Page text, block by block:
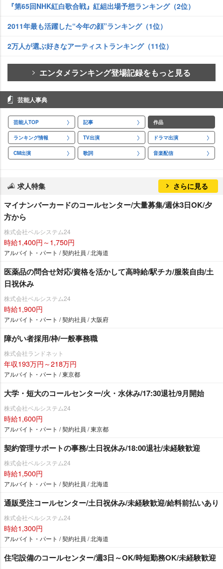
『第65回NHK紅白歌合戦』紅組出場予想ランキング（2位）
2011年最も活躍した“今年の顔”ランキング（1位）
2万人が選ぶ好きなアーティストランキング（11位）
エンタメランキング登場記録をもっと見る
芸能人事典
芸能人TOP 記事 作品
ランキング情報 TV出演 ドラマ出演
CM出演 歌詞 音楽配信
求人特集 さらに見る
マイナンバーカードのコールセンター/大量募集/週休3日OK/夕
方から
株式会社ベルシステム24
時給1,400円～1,750円
アルバイト・パート / 契約社員 / 北海道
医薬品の問合せ対応/資格を活かして高時給/駅チカ/服装自由/土
日祝休み
株式会社ベルシステム24
時給1,900円
アルバイト・パート / 契約社員 / 大阪府
障がい者採用/枠/一般事務職
株式会社ランドネット
年収193万円～218万円
アルバイト・パート / 東京都
大学・短大のコールセンター/火・水休み/17:30退社/9月開始
株式会社ベルシステム24
時給1,600円
アルバイト・パート / 契約社員 / 東京都
契約管理サポートの事務/土日祝休み/18:00退社/未経験歓迎
株式会社ベルシステム24
時給1,500円
アルバイト・パート / 契約社員 / 北海道
通販受注コールセンター/土日祝休み/未経験歓迎/給料前払いあり
株式会社ベルシステム24
時給1,300円
アルバイト・パート / 契約社員 / 北海道
住宅設備のコールセンター/週3日～OK/時短勤務OK/未経験歓迎